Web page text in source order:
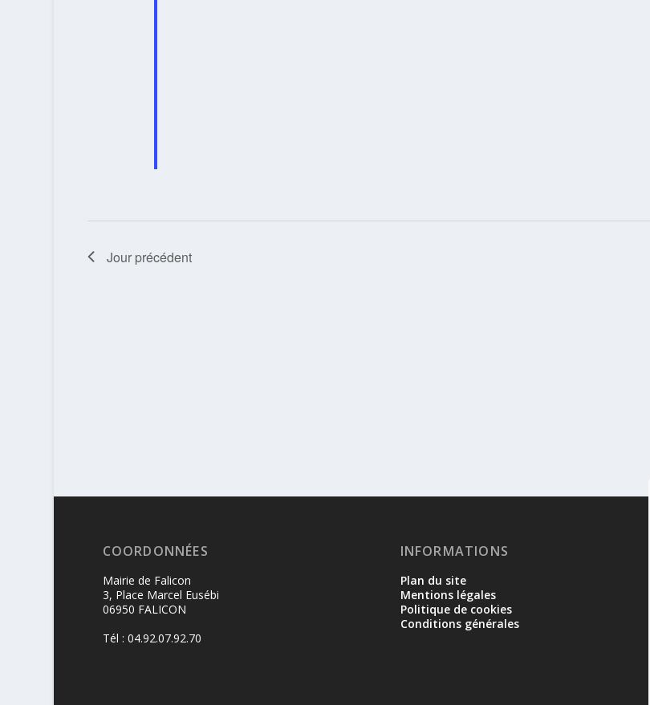
Jour précédent
COORDONNÉES
Mairie de Falicon
3, Place Marcel Eusébi
06950 FALICON
Tél : 04.92.07.92.70
INFORMATIONS
Plan du site
Mentions légales
Politique de cookies
Conditions générales